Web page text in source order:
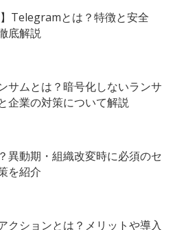
】Telegramとは？特徴と安全
底解説
サムとは？暗号化しないランサ
企業の対策について解説
異動期・組織改変時に必須のセ
を紹介
クションとは？メリットや導入